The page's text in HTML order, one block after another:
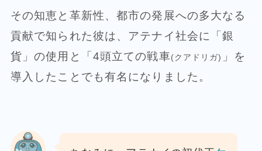
その知恵と革新性、都市の発展への多大なる
貢献で知られた彼は、アテナイ社会に「銀
貨」の使用と「4頭立ての戦車(クアドリガ)
」を
導入したことでも有名になりました。